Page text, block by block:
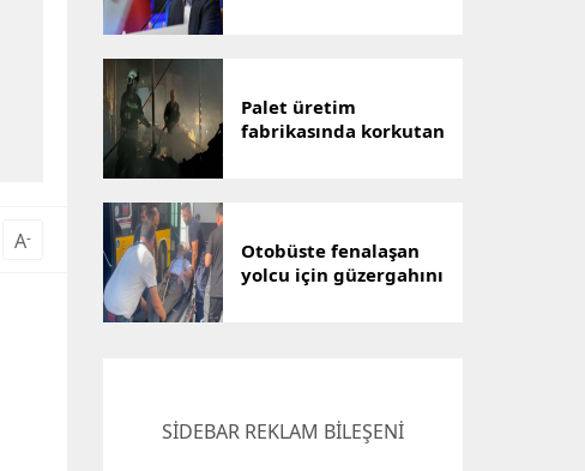
A-
Palet üretim
fabrikasında korkutan
Otobüste fenalaşan
yolcu için güzergahını
SİDEBAR REKLAM BİLEŞENİ